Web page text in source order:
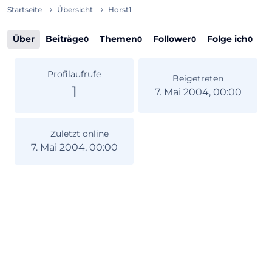
Startseite Übersicht Horst1
Über Beiträge0 Themen0 Follower0 Folge ich0
Profilaufrufe
1
Beigetreten
7. Mai 2004, 00:00
Zuletzt online
7. Mai 2004, 00:00